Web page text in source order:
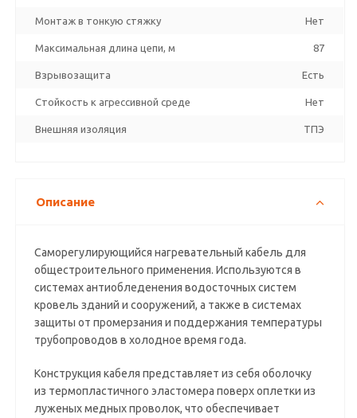
Монтаж в тонкую стяжку Нет
Максимальная длина цепи, м 87
Взрывозащита Есть
Стойкость к агрессивной среде Нет
Внешняя изоляция ТПЭ
Описание
Саморегулирующийся нагревательный кабель для
общестроительного применения. Используются в
системах антиобледенения водосточных систем
кровель зданий и сооружений, а также в системах
защиты от промерзания и поддержания температуры
трубопроводов в холодное время года.
Конструкция кабеля представляет из себя оболочку
из термопластичного эластомера поверх оплетки из
луженых медных проволок, что обеспечивает